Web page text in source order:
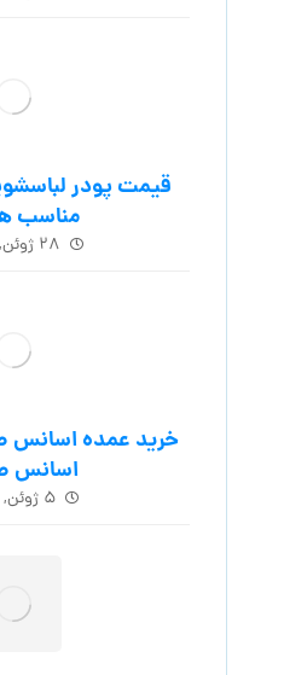
قیمت پودر
مناسب
۲۸ ژوئن, ۲۰۲۵
خرید عمده اسانس
اسانس‌
۵ ژوئن, ۲۰۲۵